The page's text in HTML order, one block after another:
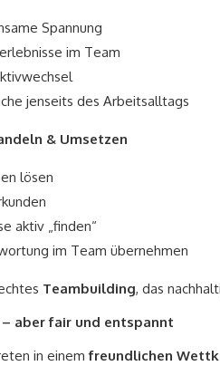
Spannung
im Team
jenseits des Arbeitsalltags
& Umsetzen
lösen
aktiv „finden“
im Team übernehmen
Teambuilding, das
aber fair und entspannt
in einemfreundlichen